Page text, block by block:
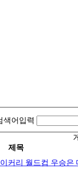
색어입력
제목
커리 월드컵 우승은